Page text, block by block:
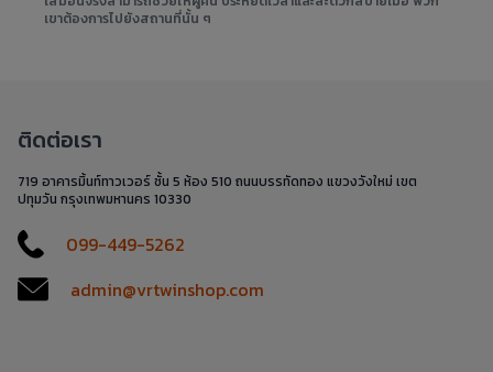
เขาต้องการไปยังสถานที่นั้น ๆ
ติดต่อเรา
719 อาคารมิ้นท์ทาวเวอร์ ชั้น 5 ห้อง 510 ถนนบรรทัดทอง แขวงวังใหม่ เขต
ปทุมวัน กรุงเทพมหานคร 10330
099-449-5262
admin@vrtwinshop.com